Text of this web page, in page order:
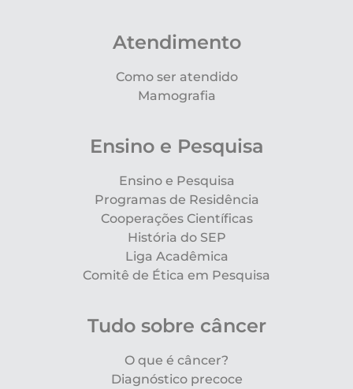
Atendimento
Como ser atendido
Mamografia
Ensino e Pesquisa
Ensino e Pesquisa
Programas de Residência
Cooperações Científicas
História do SEP
Liga Acadêmica
Comitê de Ética em Pesquisa
Tudo sobre câncer
O que é câncer?
Diagnóstico precoce